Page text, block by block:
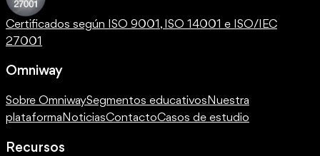
Certificados según ISO 9001, ISO 14001 e ISO/IEC
27001
Omniway
Sobre OmniwaySegmentos educativos Nuestra
plataforma NoticiasContactoCasos de estudio
Recursos